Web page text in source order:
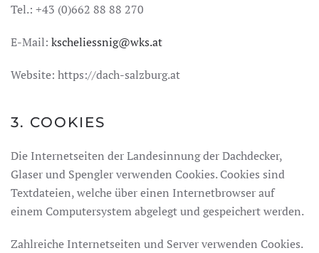
Tel.: +43 (0)662 88 88 270
E-Mail: kscheliessnig@wks.at
Website: https://dach-salzburg.at
3. COOKIES
Die Internetseiten der Landesinnung der Dachdecker,
Glaser und Spengler verwenden Cookies. Cookies sind
Textdateien, welche über einen Internetbrowser auf
einem Computersystem abgelegt und gespeichert werden.
Zahlreiche Internetseiten und Server verwenden Cookies.